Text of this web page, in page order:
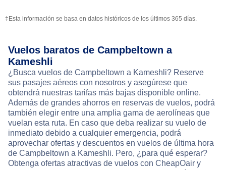
‡Esta información se basa en datos históricos de los últimos 365 días.
Vuelos baratos de Campbeltown a
Kameshli
¿Busca vuelos de Campbeltown a Kameshli? Reserve
sus pasajes aéreos con nosotros y asegúrese que
obtendrá nuestras tarifas más bajas disponible online.
Además de grandes ahorros en reservas de vuelos, podrá
también elegir entre una amplia gama de aerolíneas que
vuelan esta ruta. En caso que deba realizar su vuelo de
inmediato debido a cualquier emergencia, podrá
aprovechar ofertas y descuentos en vuelos de última hora
de Campbeltown a Kameshli. Pero, ¿para qué esperar?
Obtenga ofertas atractivas de vuelos con CheapOair y